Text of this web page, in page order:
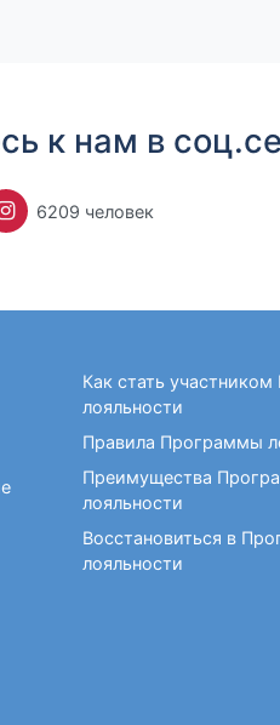
к нам в
6209 человек
Как стать
лояльности
Правила Программы
Преимущества
лояльности
Восстановиться в
лояльности